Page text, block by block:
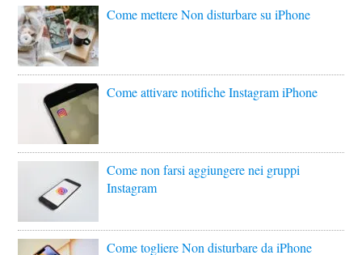
Come mettere Non disturbare su iPhone
Come attivare notifiche Instagram iPhone
Come non farsi aggiungere nei gruppi
Instagram
Come togliere Non disturbare da iPhone